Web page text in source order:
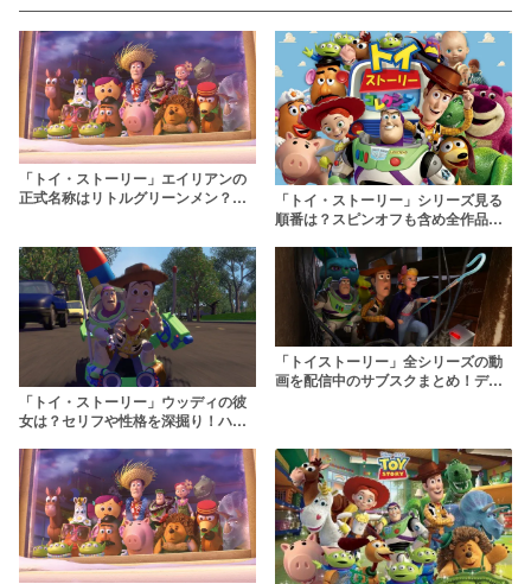
「トイ・ストーリー」エイリアンの
正式名称はリトルグリーンメン？セ
「トイ・ストーリー」シリーズ見る
順番は？スピンオフも含め全作品の
「トイ・ストーリー」ウッディの彼
女は？セリフや性格を深掘り！ハゲ
「トイストーリー」全シリーズの動
画を配信中のサブスクまとめ！ディ